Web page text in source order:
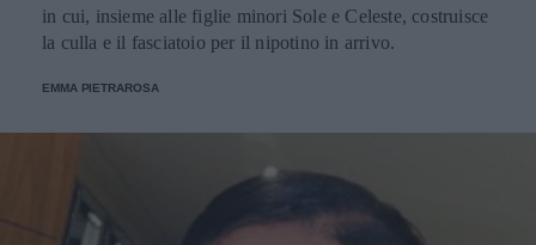
in cui, insieme alle figlie minori Sole e Celeste, costruisce
la culla e il fasciatoio per il nipotino in arrivo.
EMMA PIETRAROSA